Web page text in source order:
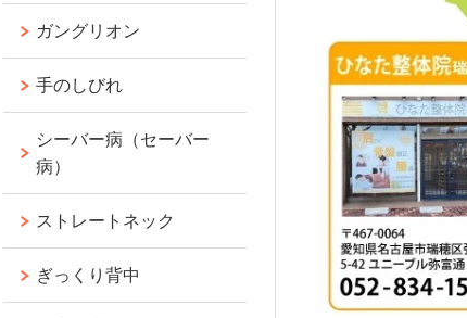
ガングリオン
手のしびれ
シーバー病（セーバー
病）
ストレートネック
ぎっくり背中